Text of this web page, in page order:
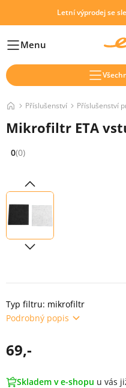
Letní výprodej se
HlavníMenu
Příslušenství Příslušenství
Mikrofiltr ETA
Hodnocení: 0 z 5 (0 recenzí)
0(0)
Typ filtru: mikrofiltr
Podrobný popis
69,-
Skladem v e-shopu u vás